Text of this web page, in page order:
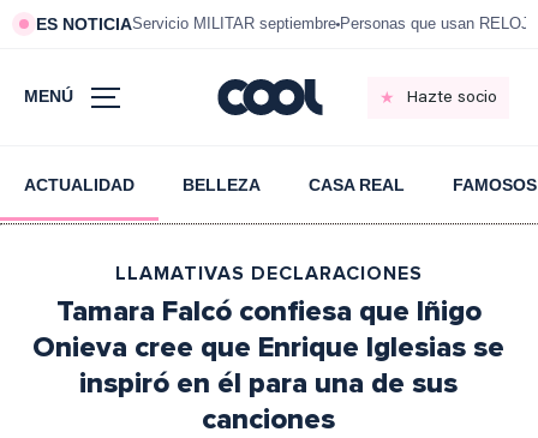
ES NOTICIAServicio MILITAR septiembre Personas que usan RELOJ
MENÚ Hazte socio
ACTUALIDAD BELLEZA CASA REAL FAMOSOS
LLAMATIVAS DECLARACIONES
Tamara Falcó confiesa que Iñigo
Onieva cree que Enrique Iglesias se
inspiró en él para una de sus
canciones